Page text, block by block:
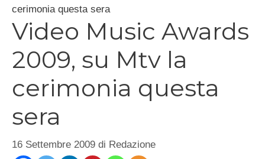
cerimonia questa sera
Video Music Awards
2009, su Mtv la
cerimonia questa
sera
16 Settembre 2009 di Redazione